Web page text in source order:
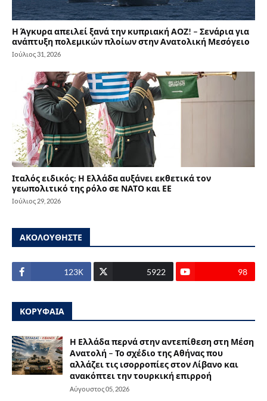
Η Άγκυρα απειλεί ξανά την κυπριακή ΑΟΖ! – Σενάρια για
ανάπτυξη πολεμικών πλοίων στην Ανατολική Μεσόγειο
Ιούλιος 31, 2026
Ιταλός ειδικός: Η Ελλάδα αυξάνει εκθετικά τον
γεωπολιτικό της ρόλο σε ΝΑΤΟ και ΕΕ
Ιούλιος 29, 2026
ΑΚΟΛΟΥΘΗΣΤΕ
123Κ 5922 98
ΚΟΡΥΦΑΙΑ
Η Ελλάδα περνά στην αντεπίθεση στη Μέση
Ανατολή – Το σχέδιο της Αθήνας που
αλλάζει τις ισορροπίες στον Λίβανο και
ανακόπτει την τουρκική επιρροή
Αύγουστος 05, 2026